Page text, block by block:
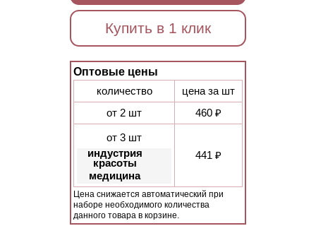
Купить в 1 клик
Оптовые цены
количество
цена за шт
от 2 шт
460 ₽
от 3 шт
индустрия
красоты
медицина
441 ₽
Цена снижается автоматический при
наборе необходимого количества
данного товара в корзине.